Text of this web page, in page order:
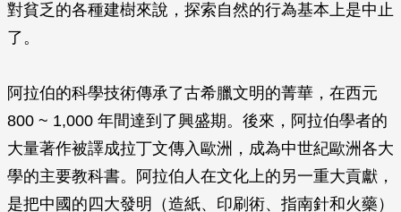
對貧乏的各種建樹來說，探索自然的行為基本上是中止
了。
阿拉伯的科學技術傳承了古希臘文明的菁華，在西元
800 ~ 1,000 年間達到了興盛期。後來，阿拉伯學者的
大量著作被譯成拉丁文傳入歐洲，成為中世紀歐洲各大
學的主要教科書。阿拉伯人在文化上的另一重大貢獻，
是把中國的四大發明（造紙、印刷術、指南針和火藥）